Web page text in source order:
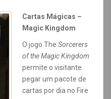
Cartas Mágicas –
Magic Kingdom
O jogo The Sorcerers
of the Magic Kingdom
permite o visitante
pegar um pacote de
cartas por dia no Fire